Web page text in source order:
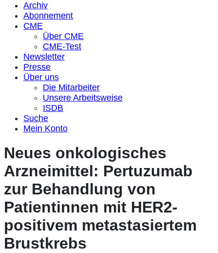
Archiv
Abonnement
CME
Über CME
CME-Test
Newsletter
Presse
Über uns
Die Mitarbeiter
Unsere Arbeitsweise
ISDB
Suche
Mein Konto
Neues onkologisches
Arzneimittel: Pertuzumab
zur Behandlung von
Patientinnen mit HER2-
positivem metastasiertem
Brustkrebs